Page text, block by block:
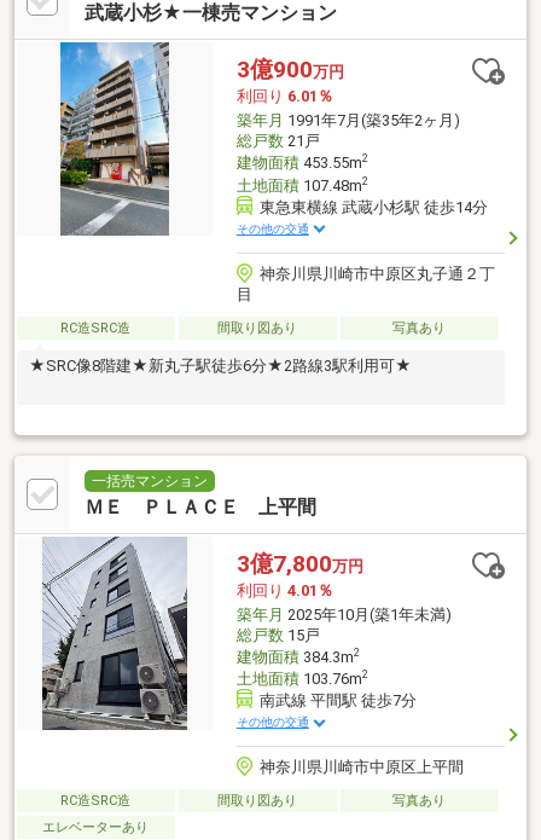
武蔵小杉★一棟売マンション
3億900万円
利回り 6.01％
築年月 1991年7月(築35年2ヶ月)
総戸数21戸
建物面積453.55m2
土地面積107.48m2
東急東横線 武蔵小杉駅 徒歩14分
その他の交通
神奈川県川崎市中原区丸子通２丁
目
RC造SRC造 間取り図あり 写真あり
★SRC像8階建★新丸子駅徒歩6分★2路線3駅利用可★
一括売マンション
ＭＥ ＰＬＡＣＥ 上平間
3億7,800万円
利回り 4.01％
築年月 2025年10月(築1年未満)
総戸数15戸
建物面積384.3m2
土地面積103.76m2
南武線 平間駅 徒歩7分
その他の交通
神奈川県川崎市中原区上平間
RC造SRC造 間取り図あり
写真あり
エレベーターあり